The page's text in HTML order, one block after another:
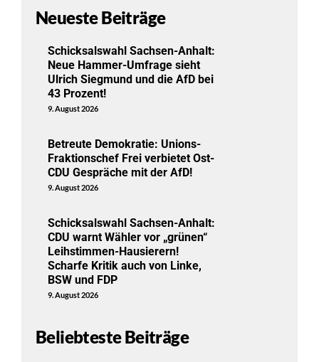
Neueste Beiträge
Schicksalswahl Sachsen-Anhalt:
Neue Hammer-Umfrage sieht
Ulrich Siegmund und die AfD bei
43 Prozent!
9. August 2026
Betreute Demokratie: Unions-
Fraktionschef Frei verbietet Ost-
CDU Gespräche mit der AfD!
9. August 2026
Schicksalswahl Sachsen-Anhalt:
CDU warnt Wähler vor „grünen“
Leihstimmen-Hausierern!
Scharfe Kritik auch von Linke,
BSW und FDP
9. August 2026
Beliebteste Beiträge